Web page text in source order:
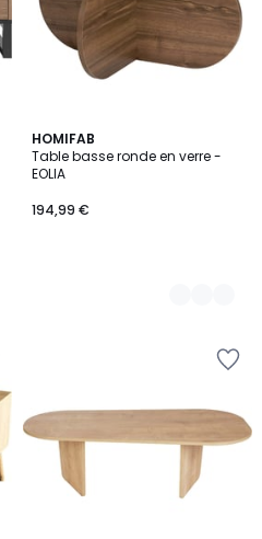
HOMIFAB
Table basse ronde en verre -
EOLIA
194,99 €
4
Couleurs